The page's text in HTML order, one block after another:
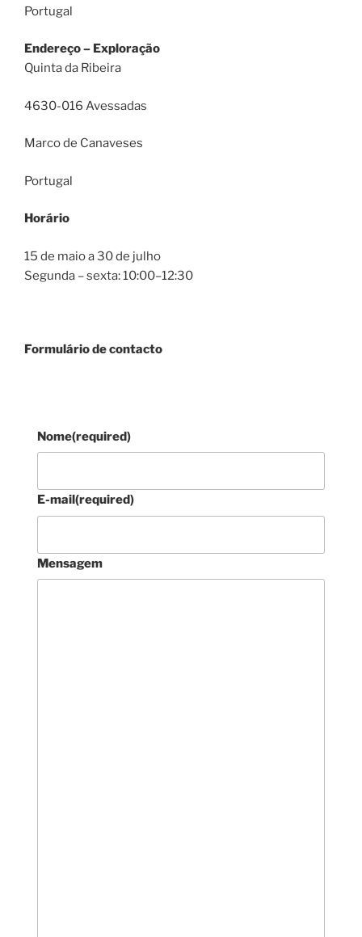
Portugal
Endereço – Exploração
Quinta da Ribeira
4630-016 Avessadas
Marco de Canaveses
Portugal
Horário
15 de maio a 30 de julho
Segunda – sexta: 10:00–12:30
Formulário de contacto
Nome(required)
E-mail(required)
Mensagem